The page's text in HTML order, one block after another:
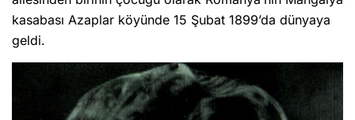
kasabası Azaplar köyünde 15 Şubat 1899’da dünyaya
geldi.